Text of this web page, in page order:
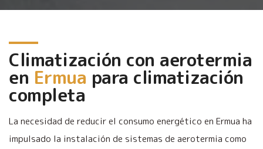
Climatización con aerotermia
en Ermua para climatización
completa
La necesidad de reducir el consumo energético en Ermua ha
impulsado la instalación de sistemas de aerotermia como